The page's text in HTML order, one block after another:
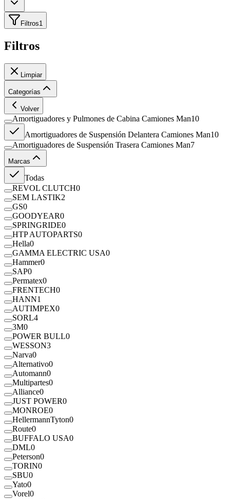
Filtros1
Filtros
Limpiar
Categorías
Volver
Amortiguadores y Pulmones de Cabina Camiones Man10
Amortiguadores de Suspensión Delantera Camiones Man10
Amortiguadores de Suspensión Trasera Camiones Man7
Marcas
Todas
REVOL CLUTCH0
SEM LASTIK2
GS0
GOODYEAR0
SPRINGRIDE0
HTP AUTOPARTS0
Hella0
GAMMA ELECTRIC USA0
Hammer0
SAP0
Permatex0
FRENTECH0
HANN1
AUTIMPEX0
SORL4
3M0
POWER BULL0
WESSON3
Narva0
Alternativo0
Automann0
Multipartes0
Alliance0
JUST POWER0
MONROE0
HellermannTyton0
Route0
BUFFALO USA0
DML0
Peterson0
TORIN0
SBU0
Yato0
Vorel0